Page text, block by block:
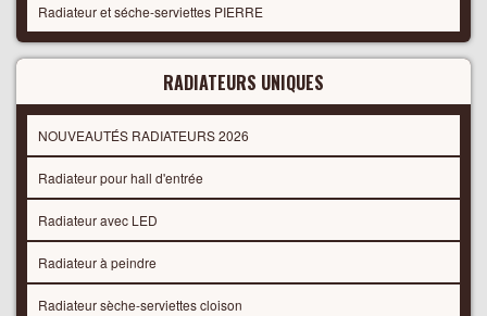
Radiateur et séche-serviettes PIERRE
RADIATEURS UNIQUES
NOUVEAUTÉS RADIATEURS 2026
Radiateur pour hall d'entrée
Radiateur avec LED
Radiateur à peindre
Radiateur sèche-serviettes cloison